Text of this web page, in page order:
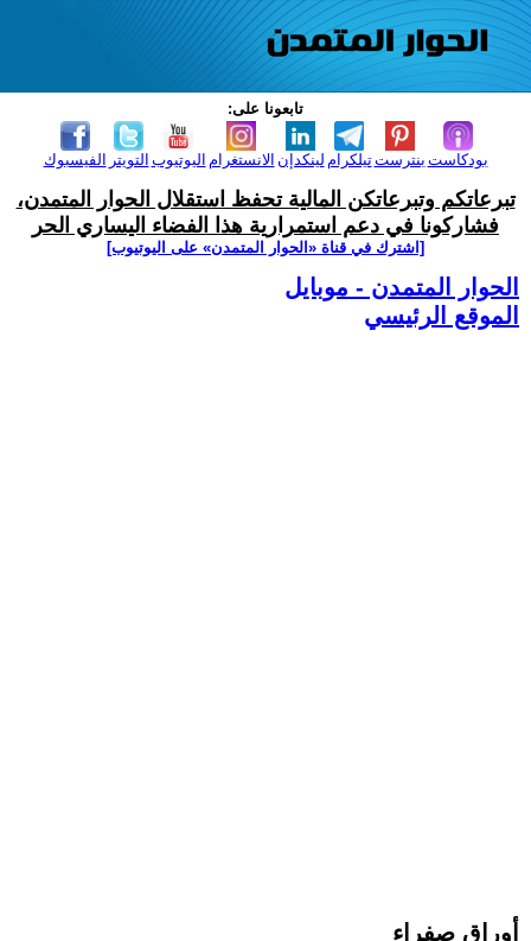
تابعونا على:
الفيسبوك التويتر اليوتيوب الانستغرام لينكدإن تيلكرامبنترست بودكاست
تبرعاتكم وتبرعاتكن المالية تحفظ استقلال الحوار المتمدن،
فشاركونا في دعم استمرارية هذا الفضاء اليساري الحر
[اشترك في قناة ‫«الحوار المتمدن» على اليوتيوب]
الحوار المتمدن - موبايل
الموقع الرئيسي
أوراق صفراء